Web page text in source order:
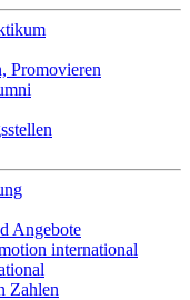
Promovieren
Angebote
international
Zahlen